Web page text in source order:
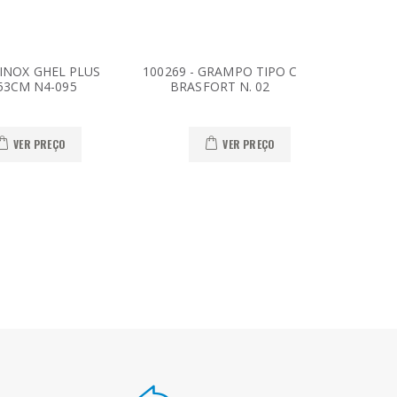
GHEL PLUS
N4-095
VER PREÇO
100269 - GRAMPO TIPO C
BRASFORT N. 02
VER PREÇO